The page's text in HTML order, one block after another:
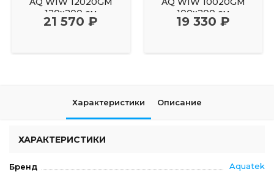
120х200 см
21 570 ₽
100х200 см
19 330 ₽
Характеристики Описание
ХАРАКТЕРИСТИКИ
Бренд Aquatek